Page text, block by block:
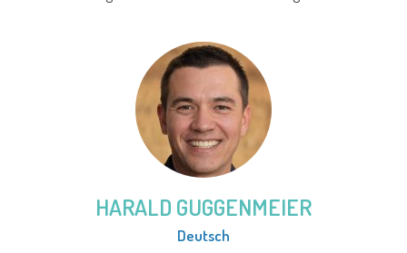
HARALD GUGGENMEIER
Deutsch